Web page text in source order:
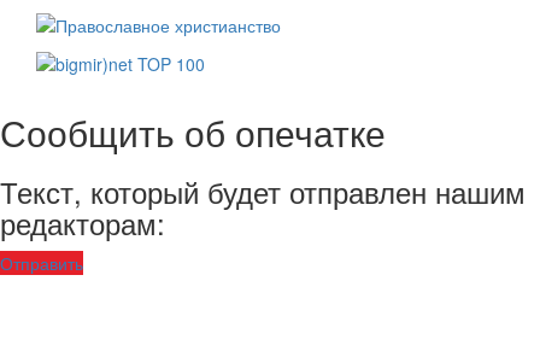
Сообщить об опечатке
Текст, который будет отправлен нашим
редакторам:
Отправить